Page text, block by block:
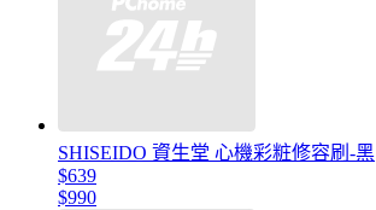
SHISEIDO 資生堂 心機彩粧修容刷-黑
$639
$990